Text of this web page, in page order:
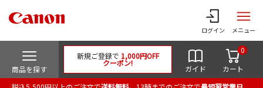
ログイン メニュー
商品を探す
新規ご登録で 1,000円OFF
クーポン!
ガイド カート
0